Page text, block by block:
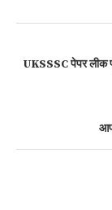
UKSSSC पेपर लीक